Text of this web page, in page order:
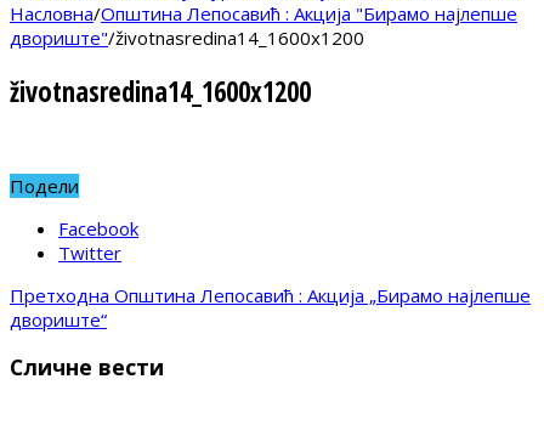
Насловна/Општина Лепосавић : Акција "Бирамо најлепше
двориште"/životnasredina14_1600x1200
životnasredina14_1600x1200
Подели
Facebook
Twitter
Претходна Општина Лепосавић : Акција „Бирамо најлепше
двориште“
Сличне вести